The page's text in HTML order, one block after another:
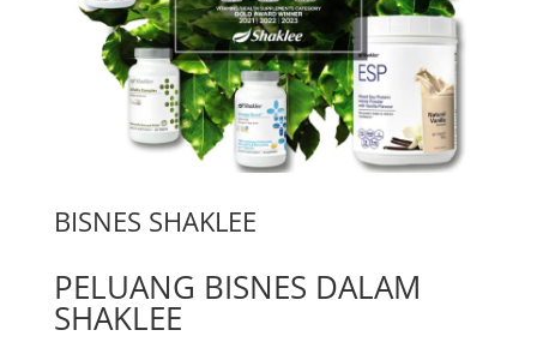
BISNES SHAKLEE
PELUANG BISNES DALAM
SHAKLEE